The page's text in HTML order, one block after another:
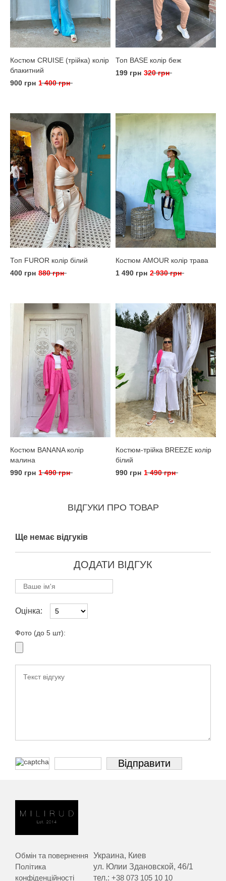
Костюм CRUISE (трійка) колір
блакитний
900 грн 1 400 грн
Топ BASE колір беж
199 грн 320 грн
Топ FUROR колір білий
400 грн 880 грн
Костюм AMOUR колір трава
1 490 грн 2 930 грн
Костюм BANANA колір
малина
990 грн 1 490 грн
Костюм-трійка BREEZE колір
білий
990 грн 1 490 грн
ВІДГУКИ ПРО ТОВАР
Ще немає відгуків
ДОДАТИ ВІДГУК
Оцінка:
Фото (до 5 шт):
Обмін та повернення
Політика
конфіденційності
Украина, Киев
ул. Юлии Здановской, 46/1
тел.:+38 073 105 10 10